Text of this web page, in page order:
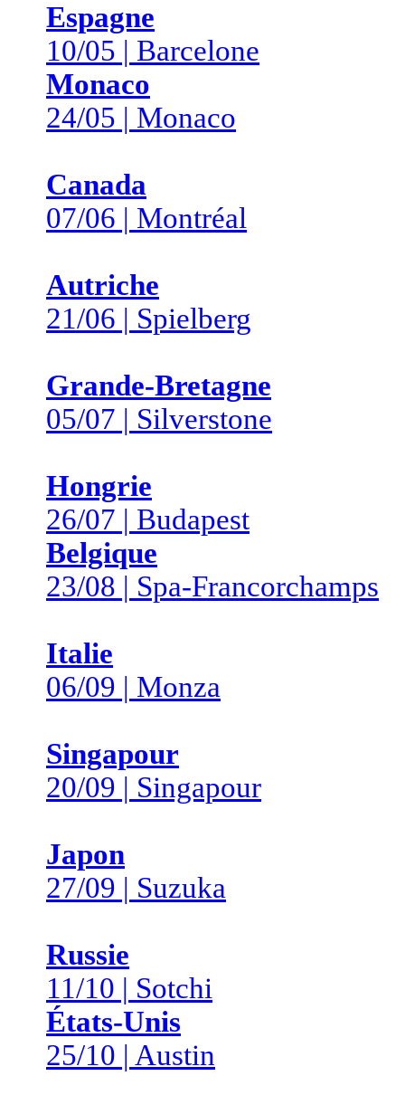
Espagne
10/05 | Barcelone
Monaco
24/05 | Monaco
Canada
07/06 | Montréal
Autriche
21/06 | Spielberg
Grande-Bretagne
05/07 | Silverstone
Hongrie
26/07 | Budapest
Belgique
23/08 | Spa-Francorchamps
Italie
06/09 | Monza
Singapour
20/09 | Singapour
Japon
27/09 | Suzuka
Russie
11/10 | Sotchi
États-Unis
25/10 | Austin